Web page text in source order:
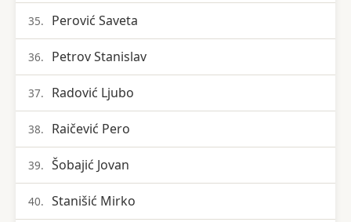
35. Perović Saveta
36. Petrov Stanislav
37. Radović Ljubo
38. Raičević Pero
39. Šobajić Jovan
40. Stanišić Mirko